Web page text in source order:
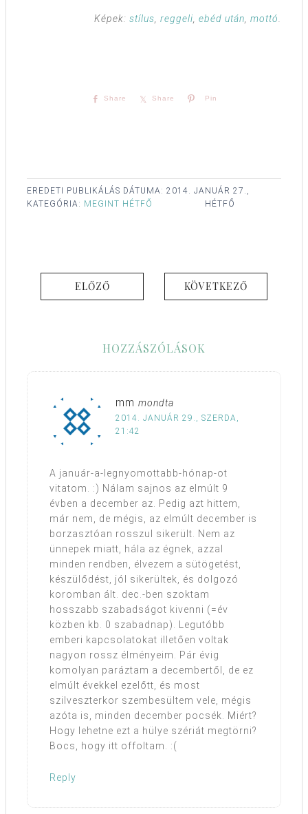
Képek: stílus, reggeli, ebéd után, mottó.
Share Share Pin
EREDETI PUBLIKÁLÁS DÁTUMA: 2014. JANUÁR 27.,
HÉTFŐ
KATEGÓRIA: MEGINT HÉTFŐ
ELŐZŐ KÖVETKEZŐ
HOZZÁSZÓLÁSOK
mm mondta
2014. JANUÁR 29., SZERDA,
21:42
A január-a-legnyomottabb-hónap-ot
vitatom. :) Nálam sajnos az elmúlt 9
évben a december az. Pedig azt hittem,
már nem, de mégis, az elmúlt december is
borzasztóan rosszul sikerült. Nem az
ünnepek miatt, hála az égnek, azzal
minden rendben, élvezem a sütögetést,
készülődést, jól sikerültek, és dolgozó
koromban ált. dec.-ben szoktam
hosszabb szabadságot kivenni (=év
közben kb. 0 szabadnap). Legutóbb
emberi kapcsolatokat illetően voltak
nagyon rossz élményeim. Pár évig
komolyan paráztam a decembertől, de ez
elmúlt évekkel ezelőtt, és most
szilveszterkor szembesültem vele, mégis
azóta is, minden december pocsék. Miért?
Hogy lehetne ezt a hülye szériát megtörni?
Bocs, hogy itt offoltam. :(
Reply